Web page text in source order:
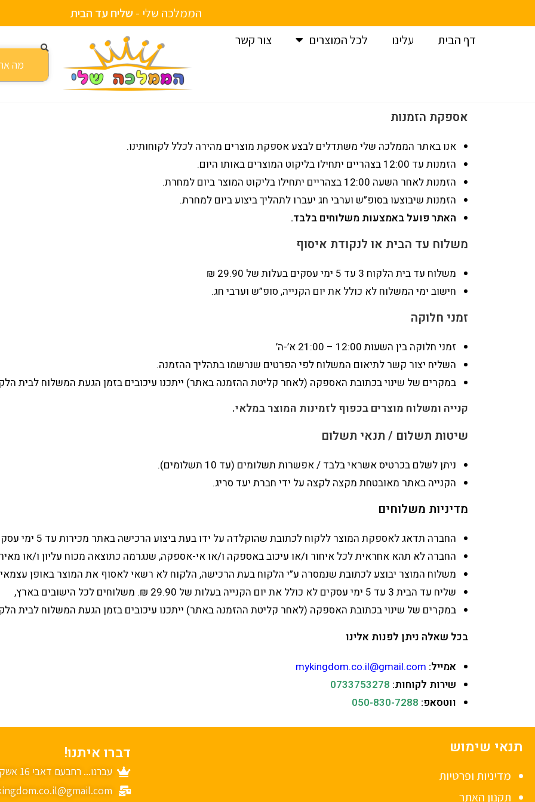
הממלכה שלי -שליח עד הבית
דף הבית
עלינו לכל המוצרים צור קשר
אספקת הזמנות
אנו באתר הממלכה שלי משתדלים לבצע אספקת מוצרים מהירה לכלל לקוחותינו.
הזמנות עד 12:00 בצהריים יתחילו בליקוט המוצרים באותו היום.
הזמנות לאחר השעה 12:00 בצהריים יתחילו בליקוט המוצר ביום למחרת.
הזמנות שיבוצעו בסופ”ש וערבי חג יעברו לתהליך ביצוע ביום למחרת.
האתר פועל באמצעות משלוחים בלבד.
משלוח עד הבית או לנקודת איסוף
משלוח עד בית הלקוח 3 עד 5 ימי עסקים בעלות של 29.90 ₪
חישוב ימי המשלוח לא כולל את יום הקנייה, סופ”ש וערבי חג.
זמני חלוקה
זמני חלוקה בין השעות 12:00 – 21:00 א’-ה’
השליח יצור קשר לתיאום המשלוח לפי הפרטים שנרשמו בתהליך ההזמנה.
במקרים של שינוי בכתובת האספקה (לאחר קליטת ההזמנה באתר) ייתכנו עיכובים בזמן הגעת המשלוח לבית
קנייה ומשלוח מוצרים בכפוף לזמינות המוצר במלאי.
שיטות תשלום / תנאי תשלום
ניתן לשלם בכרטיס אשראי בלבד / אפשרות תשלומים (עד 10 תשלומים).
הקנייה באתר מאובטחת מקצה לקצה על ידי חברת יעד סריג.
מדיניות משלוחים
החברה תדאג לאספקת המוצר ללקוח לכתובת שהוקלדה על ידו בעת ביצוע הרכישה באתר מכירות עד 5 ימי עסקים. לא כולל שישי שבת, וערבי חג.
החברה לא תהא אחראית לכל איחור ו/או עיכוב באספקה ו/או אי-אספקה, שנגרמה כתוצאה מכוח עליון ו/או
משלוח המוצר יבוצע לכתובת שנמסרה ע”י הלקוח בעת הרכישה, הלקוח לא רשאי לאסוף את המוצר באופן
שליח עד הבית 3 עד 5 ימי עסקים לא כולל את יום הקנייה בעלות של 29.90 ₪. משלוחים לכל הישובים בארץ,
במקרים של שינוי בכתובת האספקה (לאחר קליטת ההזמנה באתר) ייתכנו עיכובים בזמן הגעת המשלוח לבית
בכל שאלה ניתן לפנות אלינו
אמייל: mykingdom.co.il@gmail.com
שירות לקוחות: 0733753278
ווטסאפ: 050-830-7288
תנאי שימוש
מדיניות ופרטיות
תקנון האתר
דברו איתנו!
עברנו... רחבעם דאבי 16 אשקלון